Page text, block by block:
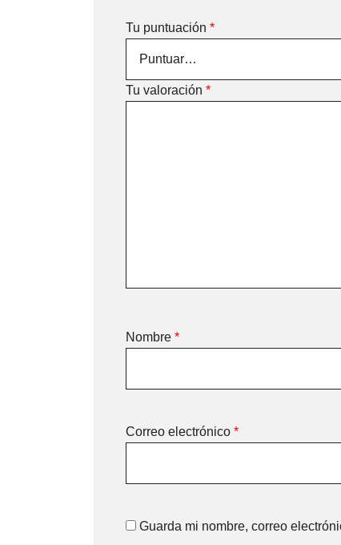
Tu puntuación *
Tu valoración *
Nombre *
Correo electrónico *
Guarda mi nombre, correo